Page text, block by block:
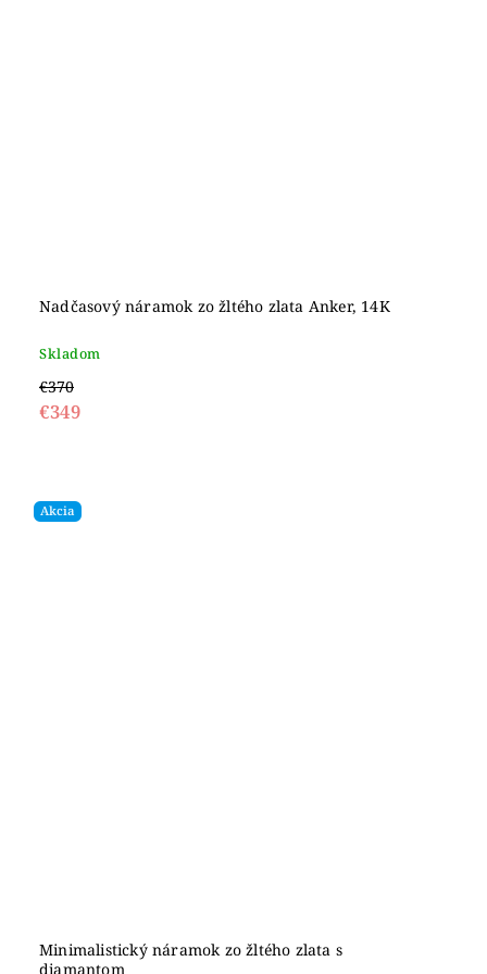
Nadčasový náramok zo žltého zlata Anker, 14K
Skladom
€370
€349
Akcia
Minimalistický náramok zo žltého zlata s
diamantom